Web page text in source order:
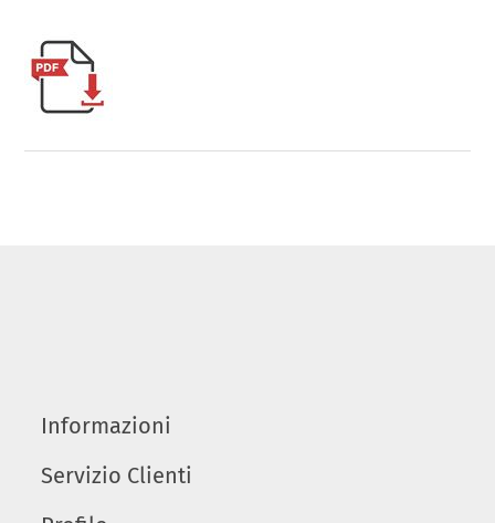
Informazioni
Servizio Clienti